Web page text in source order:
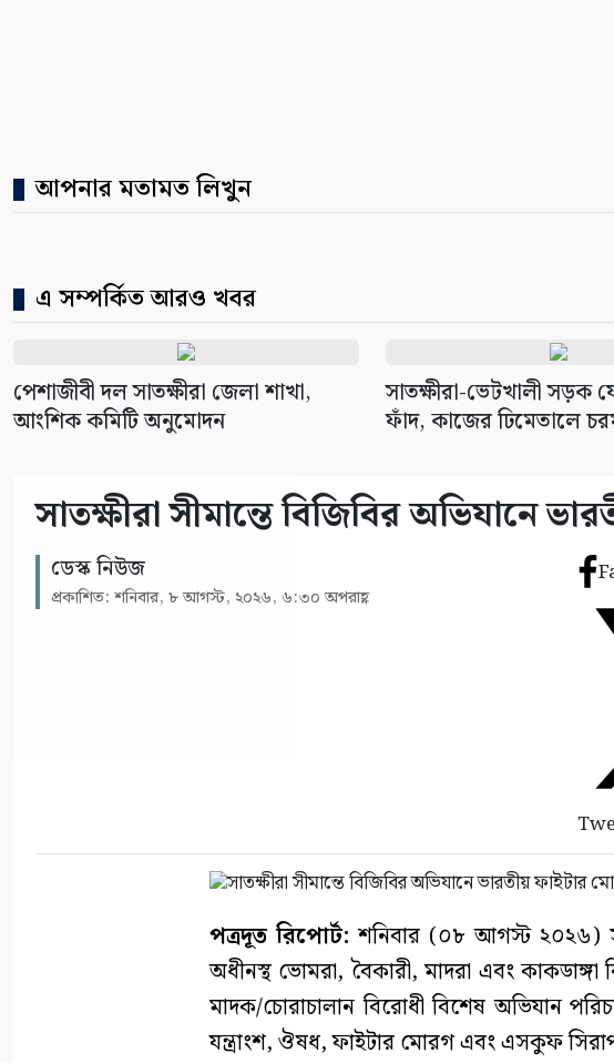
আপনার মতামত লিখুন
এ সম্পর্কিত আরও খবর
পেশাজীবী দল সাতক্ষীরা জেলা শাখা,
আংশিক কমিটি অনুমোদন
সাতক্ষীরা-ভেটখালী সড়ক
ফাঁদ, কাজের ঢিমেতালে
সাতক্ষীরা সীমান্তে বিজিবির অভিযানে
ডেস্ক নিউজ
প্রকাশিত: শনিবার, ৮ আগস্ট, ২০২৬, ৬:৩০ অপরাহ্ণ
পত্রদূত রিপোর্ট: শনিবার (০৮ আগস্ট ২০২৬)
অধীনস্থ ভোমরা, বৈকারী, মাদরা এবং
মাদক/চোরাচালান বিরোধী বিশেষ অভিযান
যন্ত্রাংশ, ঔষধ, ফাইটার মোরগ এবং এসকুফ